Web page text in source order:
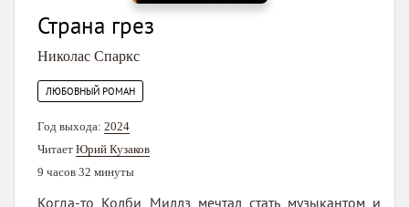
Страна грез
Николас Спаркс
ЛЮБОВНЫЙ РОМАН
Год выхода: 2024
Читает Юрий Кузаков
9 часов 32 минуты
Когда-то Колби Миллз мечтал стать музыкантом и